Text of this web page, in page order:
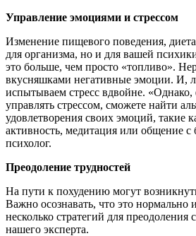
Управление эмоциями и стрессом
Изменение пищевого поведения,
для организма, но и для вашей
это больше, чем просто «топливо».
вкусняшками негативные эмоции. И,
испытываем стресс вдвойне. «Однако,
управлять стрессом, сможете найти
удовлетворения своих эмоций, такие
активность, медитация или общение
психолог.
Преодоление трудностей
На пути к похудению могут
Важно осознавать, что это нормально
несколько стратегий для
нашего эксперта.